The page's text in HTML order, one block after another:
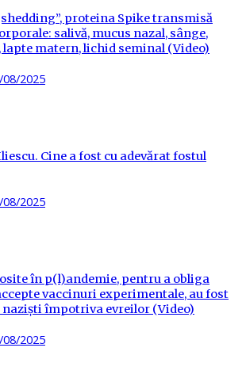
proteina Spike transmisă
salivă, mucus nazal, sânge,
lapte matern, lichid seminal (Video)
08/2025
Cine a fost cu adevărat fostul
08/2025
în p(l)andemie, pentru a obliga
vaccinuri experimentale, au fost
naziști împotriva evreilor (Video)
08/2025